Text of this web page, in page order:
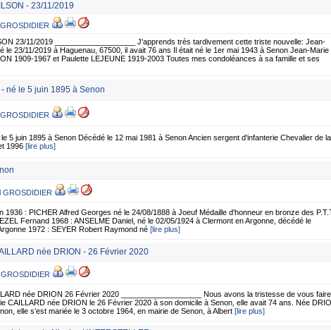
- 23/11/2019
23/11/2019 ___________________ J'apprends très tardivement cette triste nouvelle: Jean-
le 23/11/2019 à Haguenau, 67500, il avait 76 ans Il était né le 1er mai 1943 à Senon Jean-Marie
1909-1967 et Paulette LEJEUNE 1919-2003 Toutes mes condoléances à sa famille et ses
né le 5 juin 1895 à Senon
5 juin 1895 à Senon Décédé le 12 mai 1981 à Senon Ancien sergent d'infanterie Chevalier de la
1996 [lire plus]
GROSDIDIER
1936 : PICHER Alfred Georges né le 24/08/1888 à Joeuf Médaille d'honneur en bronze des
Fernand 1968 : ANSELME Daniel, né le 02/05/1924 à Clermont en Argonne, décédé le
1972 : SEYER Robert Raymond né [lire plus]
née DRION - 26 Février 2020
née DRION 26 Février 2020 ___________________ Nous avons la tristesse de vous faire
CAILLARD née DRION le 26 Février 2020 à son domicile à Senon, elle avait 74 ans. Née
elle s’est mariée le 3 octobre 1964, en mairie de Senon, à Albert [lire plus]